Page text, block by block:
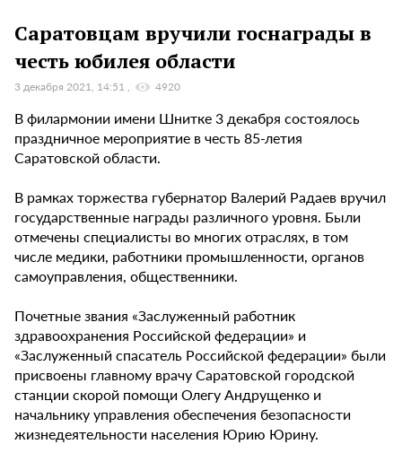
Саратовцам вручили госнаграды в
честь юбилея области
3 декабря 2021, 14:51 4920
В филармонии имени Шнитке 3 декабря состоялось
праздничное мероприятие в честь 85-летия
Саратовской области.
В рамках торжества губернатор Валерий Радаев вручил
государственные награды различного уровня. Были
отмечены специалисты во многих отраслях, в том
числе медики, работники промышленности, органов
самоуправления, общественники.
Почетные звания «Заслуженный работник
здравоохранения Российской федерации» и
«Заслуженный спасатель Российской федерации» были
присвоены главному врачу Саратовской городской
станции скорой помощи Олегу Андрущенко и
начальнику управления обеспечения безопасности
жизнедеятельности населения Юрию Юрину.